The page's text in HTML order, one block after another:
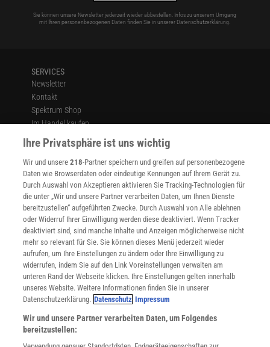
Sie können unsere Newsletter jederzeit wieder abbestellen. Infos zu unserem Umgang
mit Ihren personenbezogenen Daten finden Sie in unserer Datenschutzerklärung
SERVICES
Newsletter
Kontakt
Spektrum Shop
Im Handel kaufen
Presse
Verträge kündigen
Widerruf
INFO
Mediadaten
Datenschutz
Nutzungsbedingungen
Cookie-Einstellungen
Utiq verwalten
Nutzungsbasierte Onlinewerbung
Alle Artikel
Impressum
Angebote für Schulen
Angebote für Institutionen
Ihre Privatsphäre ist uns wichtig
Wir und unsere218-Partner speichern und greifen auf personenbezogene
Daten wie Browserdaten oder eindeutige Kennungen auf Ihrem Gerät zu.
Durch Auswahl von Akzeptieren aktivieren Sie Tracking-Technologien für
die unter „Wir und unsere Partner verarbeiten Daten, um Ihnen Dienste
bereitzustellen“ aufgeführten Zwecke. Durch Auswahl von Alle ablehnen
oder Widerruf Ihrer Einwilligung werden diese deaktiviert. Wenn Tracker
deaktiviert sind, sind manche Inhalte und Anzeigen möglicherweise nicht
mehr so relevant für Sie. Sie können dieses Menü jederzeit wieder
aufrufen, um Ihre Einstellungen zu ändern oder Ihre Einwilligung zu
widerrufen, indem Sie auf den Link Voreinstellungen verwalten am
unteren Rand der Webseite klicken. Ihre Einstellungen gelten innerhalb
unseres Website. Weitere Informationen finden Sie in unserer
Datenschutzerklärung. Datenschutz Impressum
Wir und unsere Partner verarbeiten Daten, um Folgendes
bereitzustellen: